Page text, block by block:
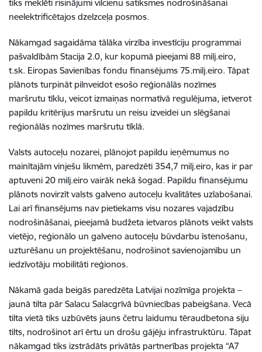
tiks meklēti risinājumi vilcienu satiksmes nodrošināšanai
neelektrificētajos dzelzceļa posmos.
Nākamgad sagaidāma tālāka virzība investīciju programmai
pašvaldībām Stacija 2.0, kur kopumā pieejami 88 milj.eiro,
t.sk. Eiropas Savienības fondu finansējums 75.milj.eiro. Tāpat
plānots turpināt pilnveidot esošo reģionālās nozīmes
maršrutu tīklu, veicot izmaiņas normatīvā regulējuma, ietverot
papildu kritērijus maršrutu un reisu izveidei un slēgšanai
reģionālās nozīmes maršrutu tīklā.
Valsts autoceļu nozarei, plānojot papildu ieņēmumus no
mainītajām vinješu likmēm, paredzēti 354,7 milj.eiro, kas ir par
aptuveni 20 milj.eiro vairāk nekā šogad. Papildu finansējumu
plānots novirzīt valsts galveno autoceļu kvalitātes uzlabošanai.
Lai arī finansējums nav pietiekams visu nozares vajadzību
nodrošināšanai, pieejamā budžeta ietvaros plānots veikt valsts
vietējo, reģionālo un galveno autoceļu būvdarbu īstenošanu,
uzturēšanu un projektēšanu, nodrošinot savienojamību un
iedzīvotāju mobilitāti reģionos.
Nākamā gada beigās paredzēta Latvijai nozīmīga projekta –
jaunā tilta pār Salacu Salacgrīvā būvniecības pabeigšana. Vecā
tilta vietā tiks uzbūvēts jauns četru laidumu tēraudbetona siju
tilts, nodrošinot arī ērtu un drošu gājēju infrastruktūru. Tāpat
nākamgad tiks izstrādāts privātās partnerības projekta “A7